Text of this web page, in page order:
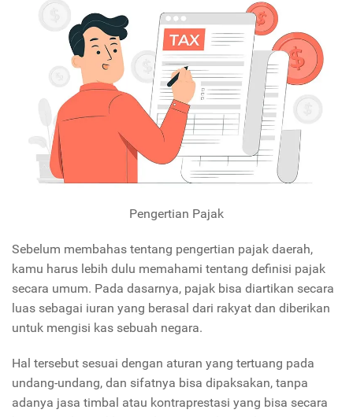
Pengertian Pajak
Sebelum membahas tentang pengertian pajak daerah,
kamu harus lebih dulu memahami tentang definisi pajak
secara umum. Pada dasarnya, pajak bisa diartikan secara
luas sebagai iuran yang berasal dari rakyat dan diberikan
untuk mengisi kas sebuah negara.
Hal tersebut sesuai dengan aturan yang tertuang pada
undang-undang, dan sifatnya bisa dipaksakan, tanpa
adanya jasa timbal atau kontraprestasi yang bisa secara